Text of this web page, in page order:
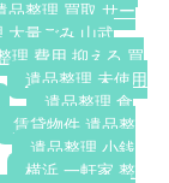
品整理 買取 サー
大量ごみ 山武
理 費用 抑える 買
遺品整理 未使用
遺品整理 食
賃貸物件 遺品整
遺品整理 小銭
横浜 一軒家 整